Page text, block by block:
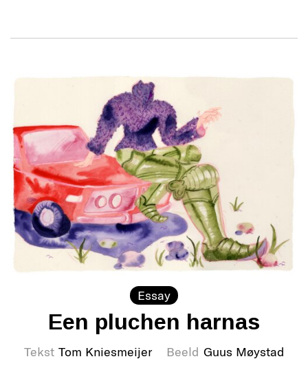
Essay
Een pluchen harnas
Tekst Tom Kniesmeijer Beeld Guus Møystad